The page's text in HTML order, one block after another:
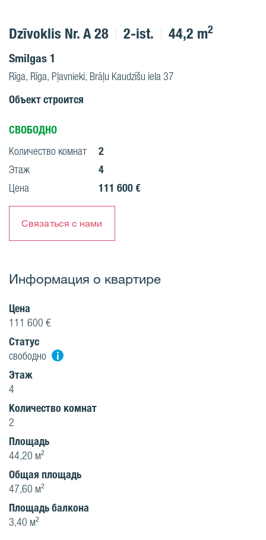
Dzīvoklis Nr. A 28 2-ist. 44,2 m2
Smilgas 1
Rīga, Rīga, Pļavnieki, Brāļu Kaudzīšu iela 37
Объект строится
СВОБОДНО
Количество комнат 2
Этаж 4
Цена 111 600 €
Связаться с нами
Информация о квартире
Цена
111 600 €
Статус
свободно i
Этаж
4
Количество комнат
2
Площадь
44,20 м²
Oбщая площадь
47,60 м²
Площадь балкона
3,40 м²